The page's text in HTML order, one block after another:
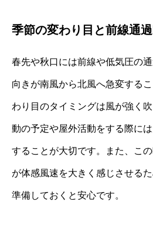
季節の変わり目と前線通
春先や秋口には前線や低気圧の
向きが南風から北風へ急変する
わり目のタイミングは風が強く
動の予定や屋外活動をする際に
することが大切です。また、こ
が体感風速を大きく感じさせる
準備しておくと安心です。